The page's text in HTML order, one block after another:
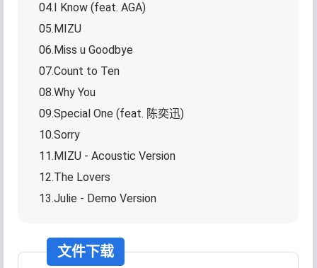
04.I Know (feat. AGA)
05.MIZU
06.Miss u Goodbye
07.Count to Ten
08.Why You
09.Special One (feat. 陈奕迅)
10.Sorry
11.MIZU - Acoustic Version
12.The Lovers
13.Julie - Demo Version
文件下载